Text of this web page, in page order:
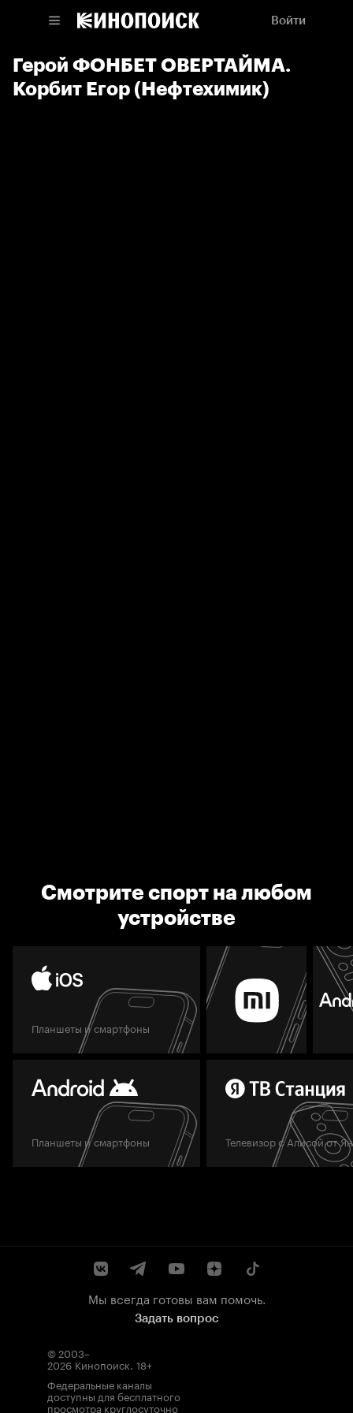
Войти
Герой ФОНБЕТ ОВЕРТАЙМА.
Корбит Егор (Нефтехимик)
Смотрите спорт на любом
устройстве
Планшеты и смартфоны
Планшеты и смартфоны Телевизор с Алисой от
Мы всегда готовы вам помочь.
Задать вопрос
© 2003–
2026 Кинопоиск. 18+
Федеральные каналы
доступны для бесплатного
просмотра круглосуточно